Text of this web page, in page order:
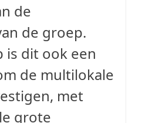
de
de groep.
is dit ook een
de multilokale
met
grote